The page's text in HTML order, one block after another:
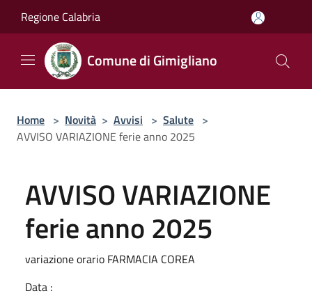
Regione Calabria
Comune di Gimigliano
Home > Novità > Avvisi > Salute >
AVVISO VARIAZIONE ferie anno 2025
AVVISO VARIAZIONE
ferie anno 2025
variazione orario FARMACIA COREA
Data :